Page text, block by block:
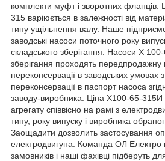
комплекти муфт і зворотних фланців.
315 варіюється в залежності від
типу ущільнення валу. Наше
заводські насоси поточного року
складського зберігання. Насоси Х
зберігання проходять передпродажну
переконсервації в заводських
переконсервації в паспорт насоса
заводу-виробника. Ціна Х100-65-315И
агрегату співвісно на рамі з
типу, року випуску і виробника
Заощадити дозволить застосування
електродвигуна. Команда ОЛ Електро
замовників і наші фахівці підберуть